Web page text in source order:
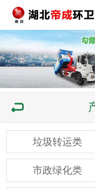
垃圾转运类
市政绿化类